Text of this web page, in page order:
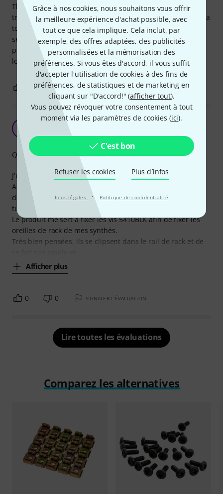
Grâce à nos cookies, nous souhaitons vous offrir
la meilleure expérience d'achat possible, avec
tout ce que cela implique. Cela inclut, par
exemple, des offres adaptées, des publicités
personnalisées et la mémorisation des
préférences. Si vous êtes d'accord, il vous suffit
d'accepter l'utilisation de cookies à des fins de
préférences, de statistiques et de marketing en
cliquant sur "D'accord!" (afficher tout).
Vous pouvez révoquer votre consentement à tout
moment via les paramètres de cookies (ici).
C'est bon
Refuser les cookies Plus d´infos
Infos légales · Politique de confidentialité
The nuts do what they are supposed to do. But I find them
tricky to put or take out of the Adam Hall rack. I often need a
tool to help squeeze them together to get them out. They
seem more rigid than the Rittal Nuts, which I can easily
pinch with my finger nails. But maybe the Adam Hall last
longer.
1 SIGNALER L'ÉVALUATION
Très bons
J'utilise ces écrous avec d'autres produits de la gamme
Adam Hall dans un meuble d'un célèbre fabricant suédois
détourné par mes soins grace aux gentils hackers et leurs
tutoriels.
Le produit me sert à fixer les vis 5410BLK afin de fixer les
oreilles de rack de mes synthés.
Très bien pensées, ils se clipsent dans le rail de rack et de
Afficher plus
Qualité de fabrication
0 0 SIGNALER L'ÉVALUATION
Lire toutes les évaluations
Comparez les alternatives